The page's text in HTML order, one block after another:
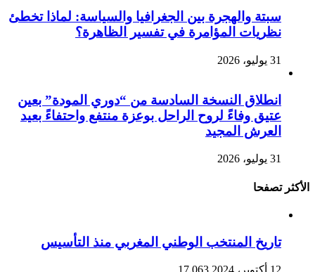
سبتة والهجرة بين الجغرافيا والسياسة: لماذا تخطئ
نظريات المؤامرة في تفسير الظاهرة؟
31 يوليو، 2026
انطلاق النسخة السادسة من “دوري المودة” بعين
عتيق وفاءً لروح الراحل بوعزة منتفع واحتفاءً بعيد
العرش المجيد
31 يوليو، 2026
الأكثر تصفحا
تاريخ المنتخب الوطني المغربي منذ التأسيس